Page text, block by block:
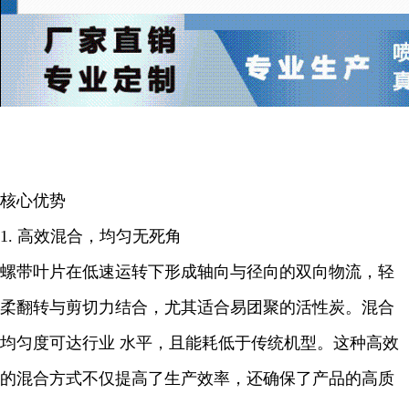
核心优势
1. 高效混合，均匀无死角
螺带叶片在低速运转下形成轴向与径向的双向物流，轻
柔翻转与剪切力结合，尤其适合易团聚的活性炭。混合
均匀度可达行业 水平，且能耗低于传统机型。这种高效
的混合方式不仅提高了生产效率，还确保了产品的高质